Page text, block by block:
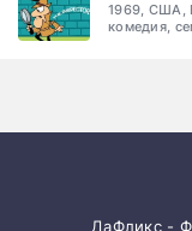
1969, США,
комедия,
ДаФликс -